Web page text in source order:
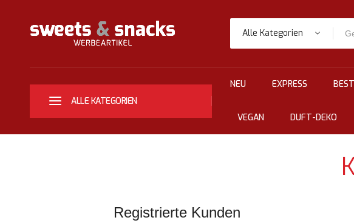
Alle Kategorien
ALLE KATEGORIEN
NEU EXPRESS
VEGAN DUFT-DEKO
Registrierte Kunden